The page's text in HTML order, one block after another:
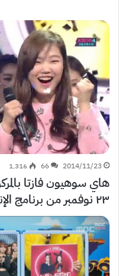
2014/11/23
66 1٬316
هاي سوهيون فازتا
٢٣ نوفمبر من برنامج الإنكيغايو